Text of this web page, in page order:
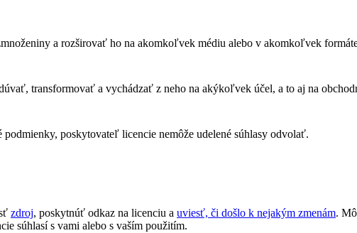
a rozširovať ho na akomkoľvek médiu alebo v akomkoľvek
transformovať a vychádzať z neho na akýkoľvek účel, a to aj na
poskytovateľ licencie nemôže udelené súhlasy odvolať.
zdroj, poskytnúť odkaz na licenciu a uviesť, či došlo k nejakým zmenám.
súhlasí s vami alebo s vaším použitím.